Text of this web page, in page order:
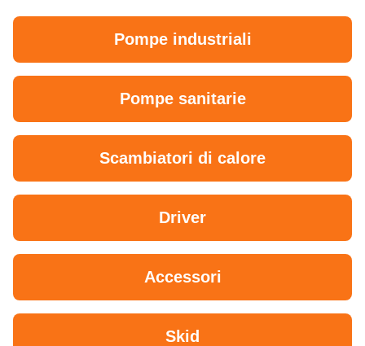
Pompe industriali
Pompe sanitarie
Scambiatori di calore
Driver
Accessori
Skid